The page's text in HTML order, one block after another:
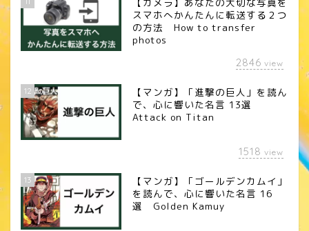
スマホへかんたんに転送する２つ
の方法 How to transfer
photos
2846 view
12
【マンガ】「進撃の巨人」を読ん
で、心に響いた名言 13選
Attack on Titan
1518 view
13
【マンガ】「ゴールデンカムイ」
を読んで、心に響いた名言 16
選 Golden Kamuy